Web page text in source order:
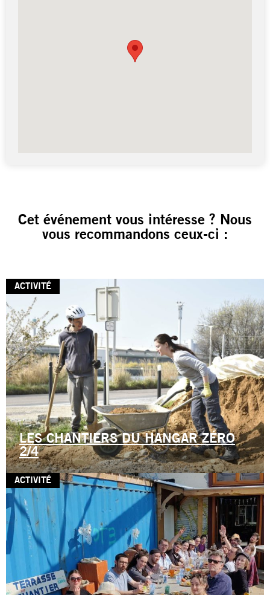
Cet événement vous intéresse ? Nous
vous recommandons ceux-ci :
ACTIVITÉ
LES CHANTIERS DU HANGAR ZÉRO
2/4
ACTIVITÉ